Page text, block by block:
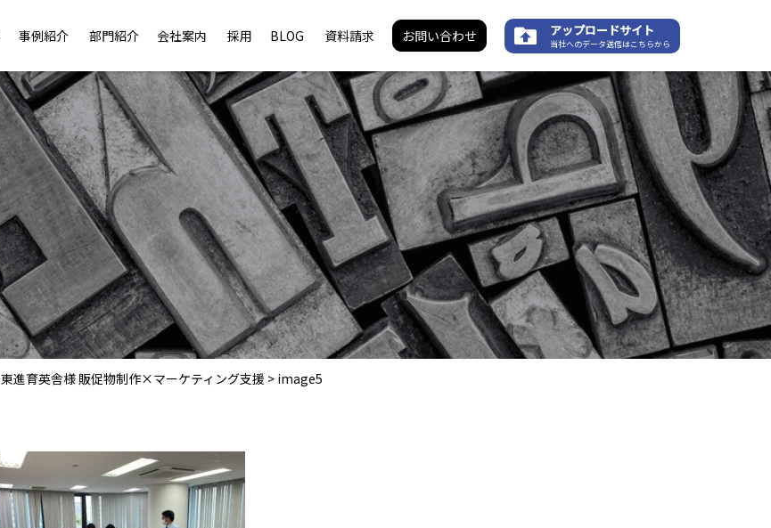
事例紹介 部門紹介 会社案内 採用 BLOG 資料請求 お問い合わせ アップロードサイト
当社へのデータ送信はこちらから
東進育英舎様 販促物制作×マーケティング支援 > image5